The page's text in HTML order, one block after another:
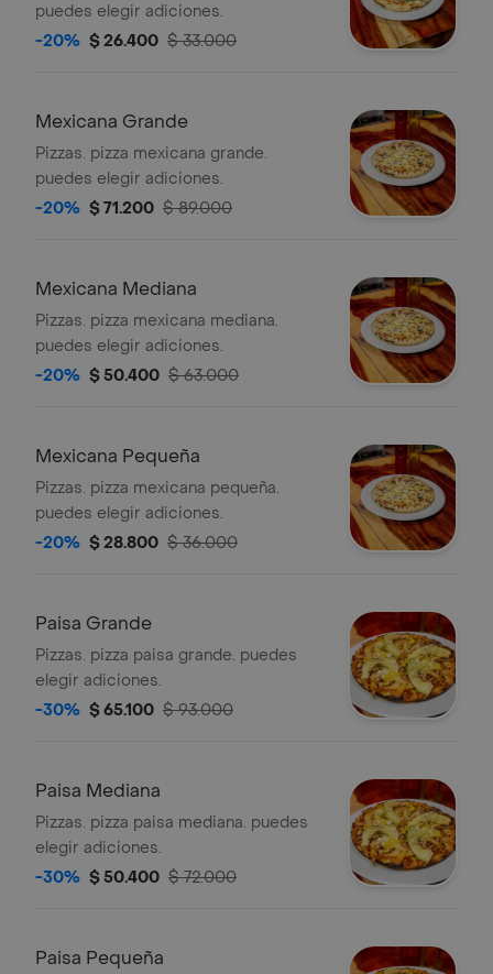
puedes elegir adiciones.
-20% $ 26.400 $ 33.000
Mexicana Grande
Pizzas. pizza mexicana grande.
puedes elegir adiciones.
-20% $ 71.200 $ 89.000
Mexicana Mediana
Pizzas. pizza mexicana mediana.
puedes elegir adiciones.
-20% $ 50.400 $ 63.000
Mexicana Pequeña
Pizzas. pizza mexicana pequeña.
puedes elegir adiciones.
-20% $ 28.800 $ 36.000
Paisa Grande
Pizzas. pizza paisa grande. puedes
elegir adiciones.
-30% $ 65.100 $ 93.000
Paisa Mediana
Pizzas. pizza paisa mediana. puedes
elegir adiciones.
-30% $ 50.400 $ 72.000
Paisa Pequeña